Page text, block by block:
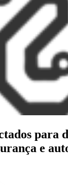
para
e